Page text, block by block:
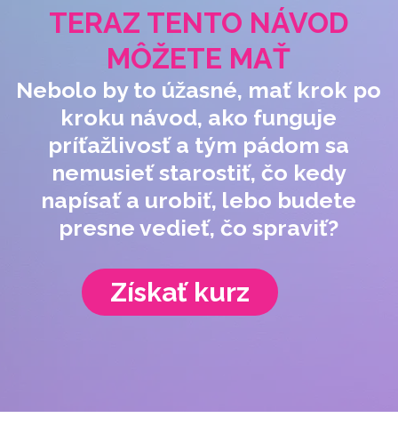
TERAZ TENTO NÁVOD
MÔŽETE MAŤ
Nebolo by to úžasné, mať krok po
kroku návod, ako funguje
príťažlivosť a tým pádom sa
nemusieť starostiť, čo kedy
napísať a urobiť, lebo budete
presne vedieť, čo spraviť?
Získať kurz